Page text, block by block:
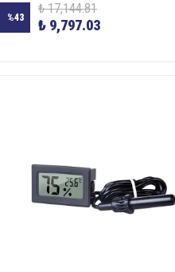
%43
₺ 17,144.81
₺ 9,797.03